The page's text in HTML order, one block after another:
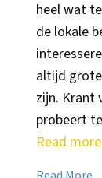
heel wat
de lokale
altijd
zijn. Krant
probeert
Read more